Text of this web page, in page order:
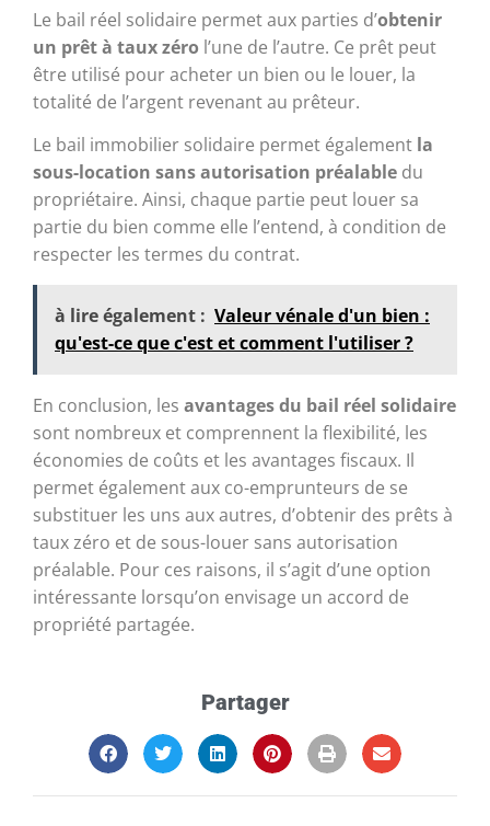
Le bail réel solidaire permet aux parties d’obtenir
un prêt à taux zéro l’une de l’autre. Ce prêt peut
être utilisé pour acheter un bien ou le louer, la
totalité de l’argent revenant au prêteur.
Le bail immobilier solidaire permet également la
sous-location sans autorisation préalable du
propriétaire. Ainsi, chaque partie peut louer sa
partie du bien comme elle l’entend, à condition de
respecter les termes du contrat.
à lire également : Valeur vénale d'un bien :
qu'est-ce que c'est et comment l'utiliser ?
En conclusion, les avantages du bail réel solidaire
sont nombreux et comprennent la flexibilité, les
économies de coûts et les avantages fiscaux. Il
permet également aux co-emprunteurs de se
substituer les uns aux autres, d’obtenir des prêts à
taux zéro et de sous-louer sans autorisation
préalable. Pour ces raisons, il s’agit d’une option
intéressante lorsqu’on envisage un accord de
propriété partagée.
Partager